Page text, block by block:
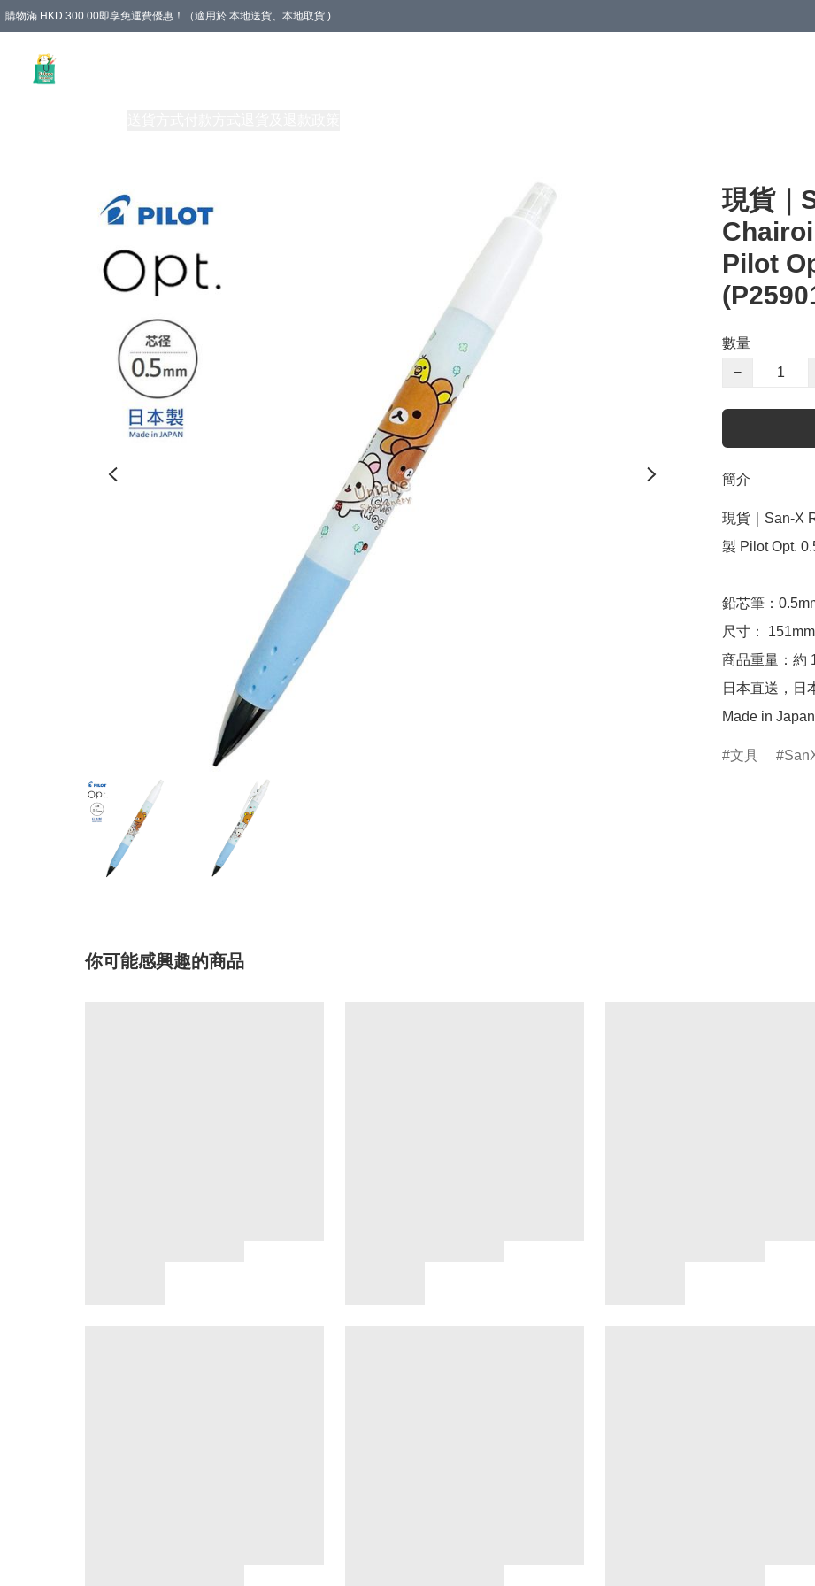
購物滿 HKD 300.00即享免運費優惠！（適用於 本地送貨、本地取貨 )
現貨｜
Pilot
數量
−
簡介
現貨｜San-X
製 Pilot Opt.
鉛芯筆：
尺寸：
商品重量：約
日本直送，日
Made in Japan
文具
你可能感興趣的商品